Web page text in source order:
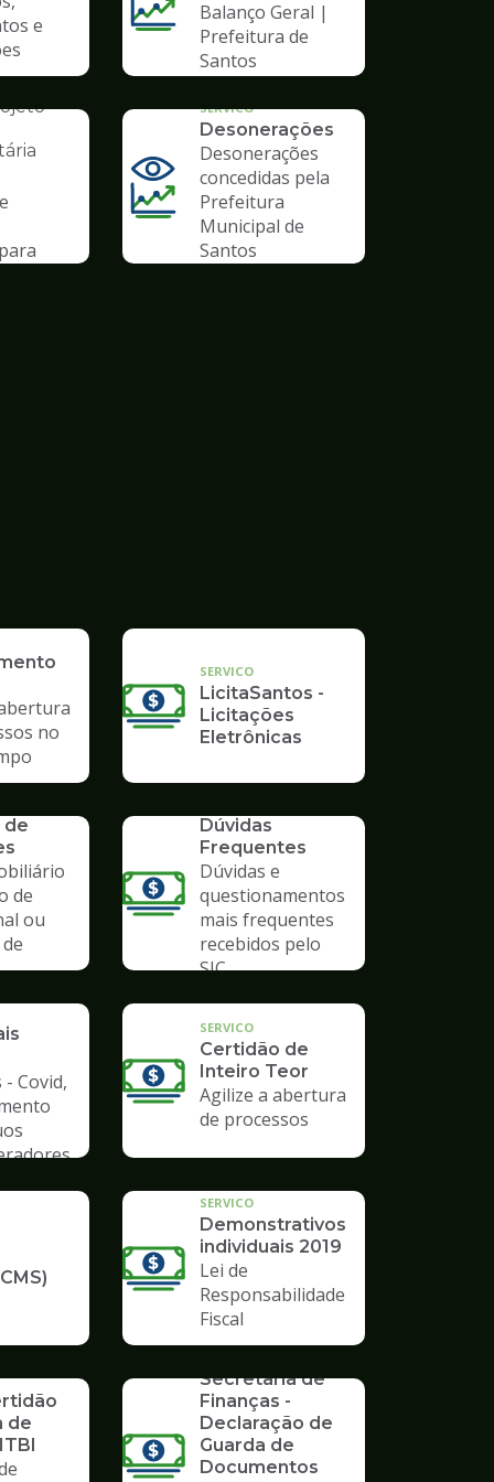
e
Balanço Geral |
Prefeitura de
Santos
SERVICO
Desonerações
Desonerações
concedidas pela
Prefeitura
Municipal de
Santos
no
SERVICO
LicitaSantos -
Licitações
Eletrônicas
de
de
ou
Dúvidas
Frequentes
Dúvidas e
questionamentos
mais frequentes
recebidos pelo
SIC
Covid,
SERVICO
Certidão de
Inteiro Teor
Agilize a abertura
de processos
SERVICO
Demonstrativos
individuais 2019
Lei de
Responsabilidade
Fiscal
de
Secretaria de
Finanças -
Declaração de
Guarda de
Documentos